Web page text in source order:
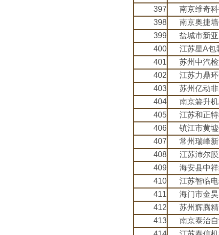
397
南京维奇
398
南京奥捷
399
盐城市新
400
江苏星A包
401
苏州中汽
402
江苏力鼎
403
苏州亿动
404
南京箬升
405
江苏和正
406
镇江市黄
407
常州瑞峰
408
江苏沛尔
409
海安县中
410
江苏智临
411
海门市金
412
苏州辉腾
413
南京泰治